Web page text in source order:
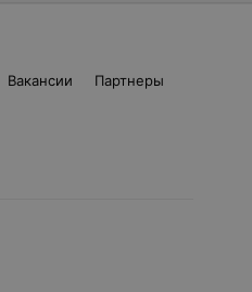
Вакансии
Партнеры